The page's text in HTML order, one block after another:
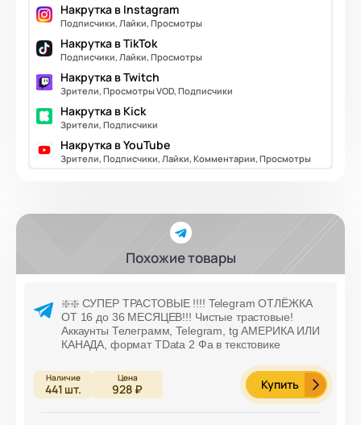
Накрутка в Instagram
Подписчики, Лайки, Просмотры
Накрутка в TikTok
Подписчики, Лайки, Просмотры
Накрутка в Twitch
Зрители, Просмотры VOD, Подписчики
Накрутка в Kick
Зрители, Подписчики
Накрутка в YouTube
Зрители, Подписчики, Лайки, Комментарии, Просмотры
Похожие товары
❇️❇️ СУПЕР ТРАСТОВЫЕ !!!! Telegram ОТЛЁЖКА
ОТ 16 до 36 МЕСЯЦЕВ!!! Чистые трастовые!
Аккаунты Телеграмм, Telegram, tg АМЕРИКА ИЛИ
КАНАДА, формат TData 2 Фа в текстовике
441 шт. 928 ₽ Купить